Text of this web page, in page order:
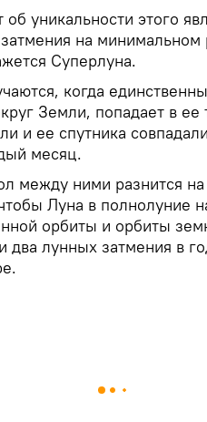
уникальности этого
на
Суперлуна.
когда
Земли, попадает в
и ее спутника
месяц.
между ними разнится на
Луна в полнолуние
орбиты и орбиты
два лунных затмения в